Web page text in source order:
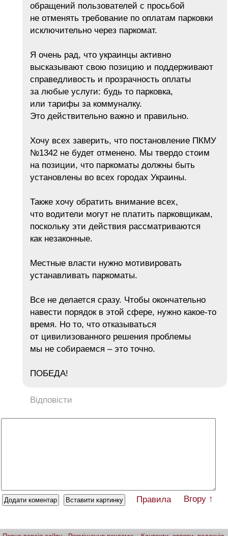
обращений пользователей с просьбой
не отменять требование по оплатам парковки
исключительно через паркомат.
Я очень рад, что украинцы активно
высказывают свою позицию и поддерживают
справедливость и прозрачность оплаты
за любые услуги: будь то парковка,
или тарифы за коммуналку.
Это действительно важно и правильно.
Хочу всех заверить, что постановление ПКМУ
№1342 не будет отменено. Мы твердо стоим
на позиции, что паркоматы должны быть
установлены во всех городах Украины.
Также хочу обратить внимание всех,
что водители могут не платить парковщикам,
поскольку эти действия рассматриваются
как незаконные.
Местные власти нужно мотивировать
устанавливать паркоматы.
Все не делается сразу. Чтобы окончательно
навести порядок в этой сфере, нужно какое-то
время. Но то, что отказываться
от цивилизованного решения проблемы
мы не собираемся – это точно.
ПОБЕДА!
Відповісти
Правила Вгору ↑